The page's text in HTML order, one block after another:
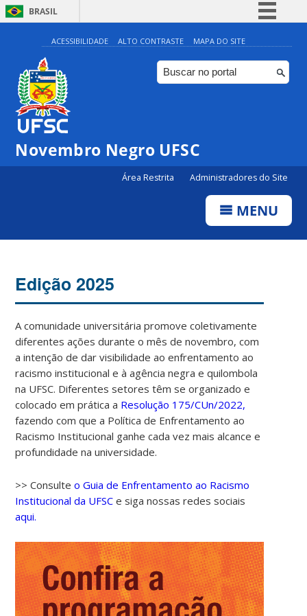
BRASIL
Simplifique!
Comunica BR
Participe
ACESSIBILIDADE ALTO CONTRASTE MAPA DO SITE
Novembro Negro UFSC
Área Restrita Administradores do Site
MENU
Edição 2025
A comunidade universitária promove coletivamente
diferentes ações durante o mês de novembro, com
a intenção de dar visibilidade ao enfrentamento ao
racismo institucional e à agência negra e quilombola
na UFSC. Diferentes setores têm se organizado e
colocado em prática a Resolução 175/CUn/2022,
fazendo com que a Política de Enfrentamento ao
Racismo Institucional ganhe cada vez mais alcance e
profundidade na universidade.
>> Consulteo Guia de Enfrentamento ao Racismo
Institucional da UFSC e siga nossas redes sociais
aqui.